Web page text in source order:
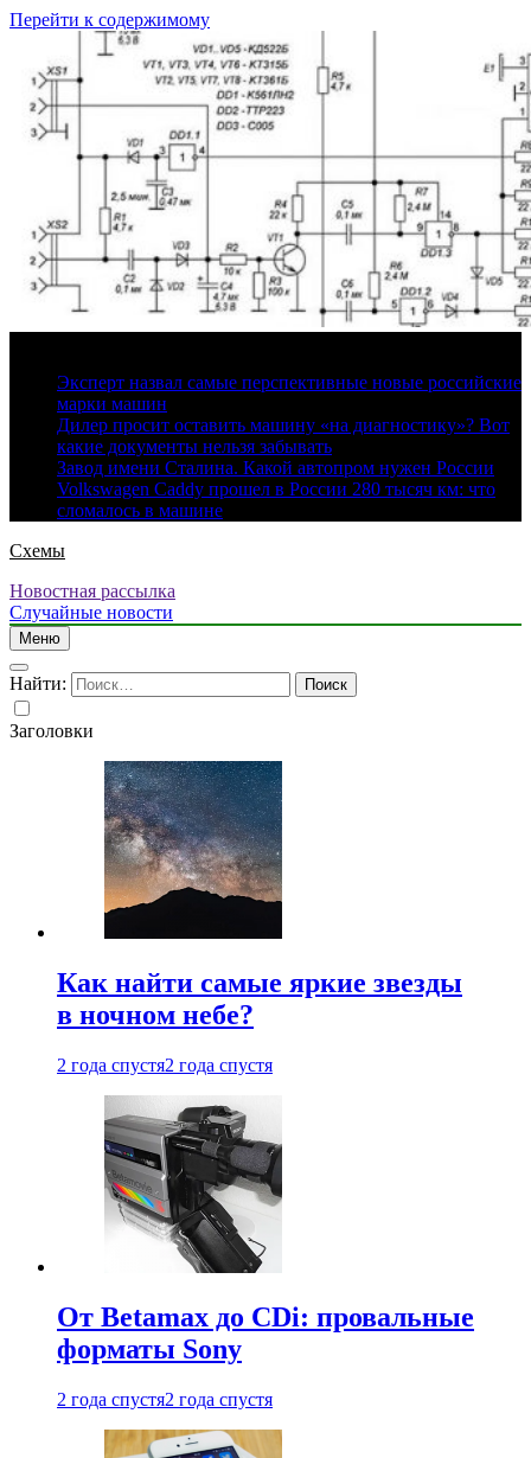
Перейти к содержимому
Эксперт назвал самые перспективные новые российские
марки машин
Дилер просит оставить машину «на диагностику»? Вот
какие документы нельзя забывать
Завод имени Сталина. Какой автопром нужен России
Volkswagen Caddy прошел в России 280 тысяч км: что
сломалось в машине
Схемы
Новостная рассылка
Случайные новости
Меню
Найти:
Заголовки
Как найти самые яркие звезды
в ночном небе?
2 года спустя2 года спустя
От Betamax до CDi: провальные
форматы Sony
2 года спустя2 года спустя